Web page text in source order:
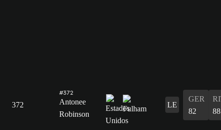
372
#372
Antonee
Robinson
LE
GER
82
88